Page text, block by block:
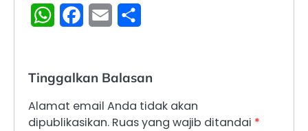
WhatsAppFacebook
Email
Tinggalkan Balasan
Alamat email Anda tidak akan
dipublikasikan. Ruas yang wajib ditandai *